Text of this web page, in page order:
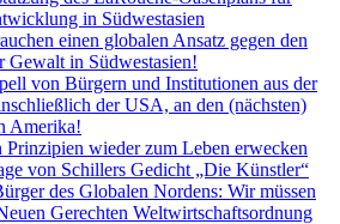
in Südwestasien
einen globalen Ansatz gegen den
Gewalt in Südwestasien!
von Bürgern und Institutionen aus der
der USA, an den (nächsten)
Amerika!
Prinzipien wieder zum Leben erwecken
von Schillers Gedicht „Die Künstler“
des Globalen Nordens: Wir müssen
Gerechten Weltwirtschaftsordnung